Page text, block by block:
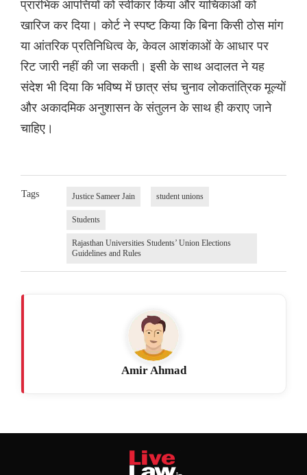
प्रारंभिक आपत्तियों को स्वीकार किया और याचिकाओं को
खारिज कर दिया। कोर्ट ने स्पष्ट किया कि बिना किसी ठोस मांग
या आंतरिक प्रतिनिधित्व के, केवल आशंकाओं के आधार पर
रिट जारी नहीं की जा सकती। इसी के साथ अदालत ने यह
संदेश भी दिया कि भविष्य में छात्र संघ चुनाव लोकतांत्रिक मूल्यों
और अकादमिक अनुशासन के संतुलन के साथ ही कराए जाने
चाहिए।
Tags Justice Sameer Jain student unions
Students
Rajasthan Universities Students’ Union Elections
Guidelines and Rules
Amir Ahmad